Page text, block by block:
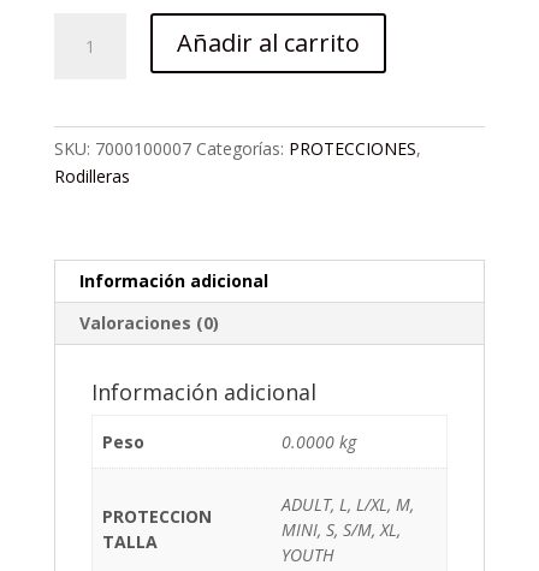
100%
Añadir al carrito
SKU: 7000100007 Categorías: PROTECCIONES,
Rodilleras
Información adicional
Valoraciones (0)
Información adicional
Peso 0.0000 kg
PROTECCION
TALLA
ADULT, L, L/XL, M,
MINI, S, S/M, XL,
YOUTH